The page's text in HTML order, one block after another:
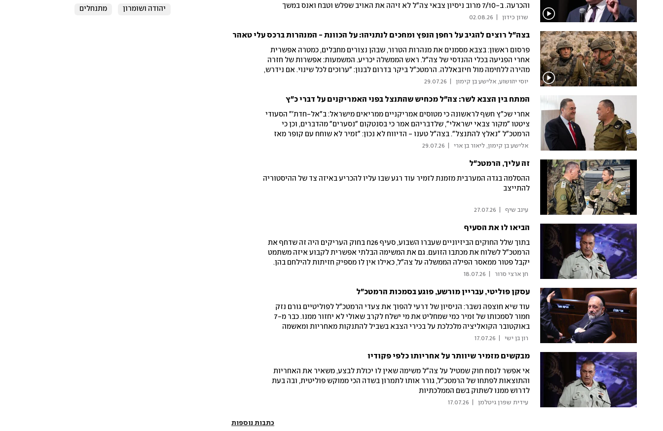
והכרעה. ב-7/10 מרוב ניסיון צבאי צה"ל לא זיהה את האויב שפלש וטבח ואנס במשך
שעות". ומה חלקו של נתניהו? "זה לא מעניין"
שרון כידון 02.08.26
בצה"ל רוצים להגיב על רחפן הנפץ ומחכים לנתניהו: על הכוונת - המנהרות ברכס עלי טאהר
פרסום ראשון: בצבא מסמנים את מנהרות הטרור, שבהן נצורים מחבלים, כמטרה אפשרית
אחרי הפגיעה בכלי ההנדסי של צה"ל. ראש הממשלה יכריע. המשמעות: אפשרות של חזרה
מהירה ללחימה מול חיזבאללה. הרמטכ"ל ביקר בדרום לבנון: "ערוכים לכל שינוי. אם נידרש,
נעמיק את ההישגים גם באיראן"
יוסי יהושוע, אלישע בן קימון 29.07.26
המתח בין הצבא לשר: צה"ל מכחיש שהתנצל בפני האמריקנים על דברי כ"ץ
אחרי שכ"ץ חשף לראשונה כי מטוסים אמריקניים ממריאים מישראל: ב"אל-חדת'" הסעודי
ציטטו "מקור צבאי ישראלי", שלדבריהם אמר כי בסנטקום "נסערים" מהדברים, וכן כי
הרמטכ"ל "נאלץ להתנצל". בצה"ל טענו - הדיווח לא נכון: "זמיר לא שוחח עם קופר מאז
דבריו של השר"
אלישע בן קימון, ליאור בן ארי 29.07.26
זה עליך, הרמטכ"ל
ההסלמה בגדה המערבית מזמנת לזמיר עוד רגע שבו עליו להכריע באיזה צד של ההיסטוריה
להתייצב
עינב שיף 27.07.26
הביאו לו את הסעיף
בתוך שלל החוקים הביזיוניים שעברו השבוע, סעיף 26ח בחוק העריקים היה זה שדחף את
הרמטכ"ל לשלוח את מכתבו הזועם. גם את המשימה הבלתי אפשרית לקבוע איזה משתמט
יקבל פטור ממאסר הפילה הממשלה על צה"ל, כאילו אין לו מספיק חזיתות להילחם בהן.
ולמה התפנתה הקואליציה מיד אחר כך? למסע השמצות והשתלחויות בזמיר עצמו
חן ארצי סרור 18.07.26
עסקן פוליטי, עבריין מורשע, פוגע בסמכות הרמטכ"ל
עוד שיא חוצפה נשבר: הניסיון של דרעי להפוך את צעדי הרמטכ"ל לפוליטיים גורם נזק
חמור לסמכותו של זמיר כמי שמחליט את מי ישלח לקרב שאולי לא יחזור ממנו. כבר מ-7
באוקטובר הקואליציה מלכלכת על בכירי הצבא בשביל להתנקות מאחריות ומאשמה
רון בן ישי 17.07.26
מבקשים מזמיר שיוותר על אחריותו כלפי פקודיו
אי אפשר לנסח חוק שמטיל על צה"ל משימה שאין לו יכולת לבצע, משאיר את האחריות
והתוצאות לפתחו של הרמטכ"ל, גורר אותו לתמרון בשדה הכי ממוקש פוליטית, ובה בעת
לדרוש ממנו לשתוק בשם הממלכתיות
עידית שפרן גיטלמן 17.07.26
כתבות נוספות
יהודה ושומרון מתנחלים